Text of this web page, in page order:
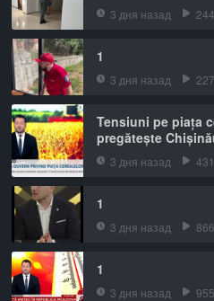
3 дня назад
1
3 дня назад
Tensiuni pe piața
pregătește
3 дня назад
1
3 дня назад 866
1
3 дня назад 955